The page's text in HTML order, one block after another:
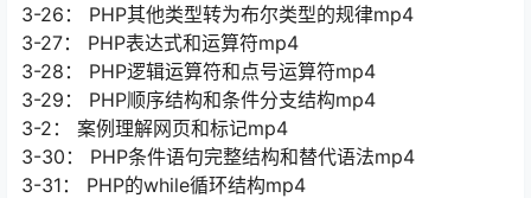
3-26： PHP其他类型转为布尔类型的规律mp4
3-27： PHP表达式和运算符mp4
3-28： PHP逻辑运算符和点号运算符mp4
3-29： PHP顺序结构和条件分支结构mp4
3-2： 案例理解网页和标记mp4
3-30： PHP条件语句完整结构和替代语法mp4
3-31： PHP的while循环结构mp4